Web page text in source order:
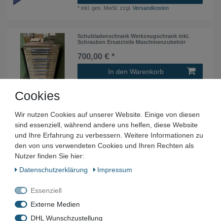
* inkl. ges. MwSt. zzgl.Versandkosten
Schubladenschrank Werkzeugschrank inkl.
Schrauben Ersatzteile Maschinenzubehör
700,00 € *
In den Warenkorb
stumpf Serie 3000 Werkzeugschrank
Beistellschrank 50x50x100cm 1 Schubl. 2 Böden
239,00 € *
In den Warenkorb
Cookies
Wir nutzen Cookies auf unserer Website. Einige von diesen
sind essenziell, während andere uns helfen, diese Website
und Ihre Erfahrung zu verbessern. Weitere Informationen zu
den von uns verwendeten Cookies und Ihren Rechten als
Nutzer finden Sie hier:
Daten­schutz­erklärung
Impressum
Essenziell
Externe Medien
DHL Wunschzustellung